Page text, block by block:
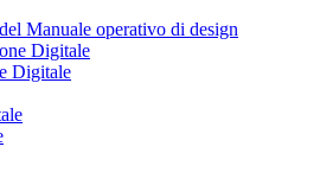
Manuale operativo di design
Digitale